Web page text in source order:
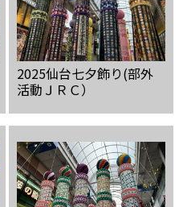
2025仙台七夕飾り(部外
活動ＪＲＣ）